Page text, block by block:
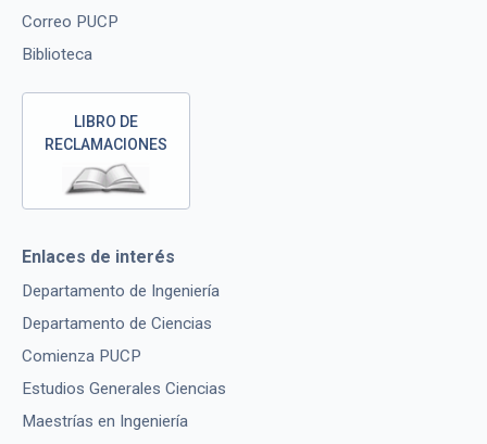
Correo PUCP
Biblioteca
LIBRO DE
RECLAMACIONES
Enlaces de interés
Departamento de Ingeniería
Departamento de Ciencias
Comienza PUCP
Estudios Generales Ciencias
Maestrías en Ingeniería